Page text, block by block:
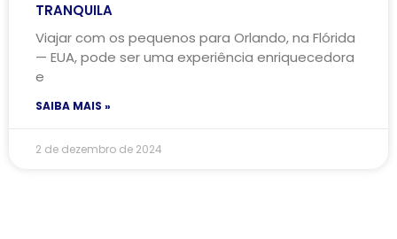
TRANQUILA
Viajar com os pequenos para Orlando, na Flórida
— EUA, pode ser uma experiência enriquecedora
e
SAIBA MAIS »
2 de dezembro de 2024